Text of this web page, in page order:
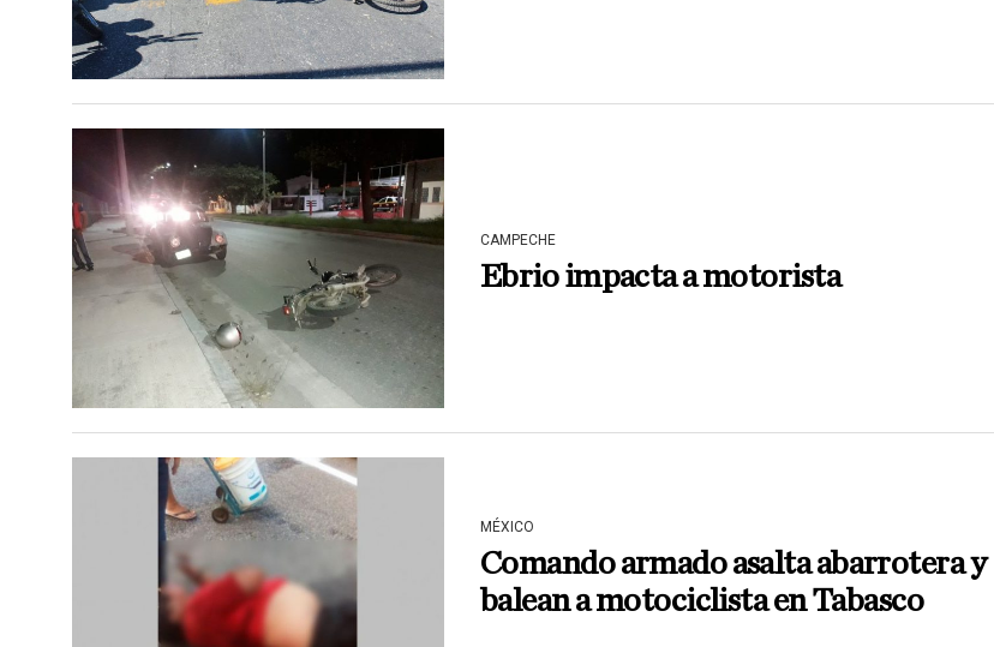
CAMPECHE
Ebrio impacta a motorista
MÉXICO
Comando armado asalta abarrotera y
balean a motociclista en Tabasco